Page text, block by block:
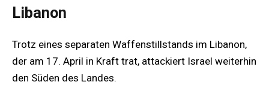
Libanon
Trotz eines separaten Waffenstillstands im Libanon,
der am 17. April in Kraft trat, attackiert Israel weiterhin
den Süden des Landes.